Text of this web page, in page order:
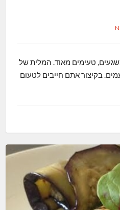
טעימים מאוד. המלית של
בקיצור אתם חייבים לטעום